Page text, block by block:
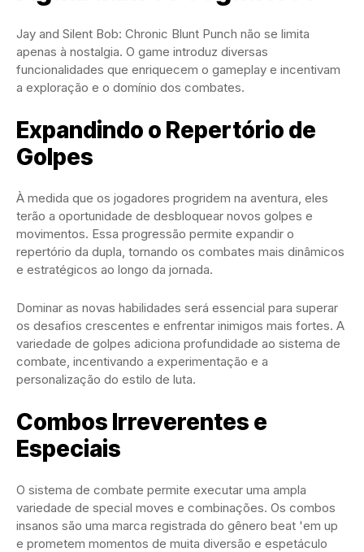
Jay and Silent Bob: Chronic Blunt Punch não se limita
apenas à nostalgia. O game introduz diversas
funcionalidades que enriquecem o gameplay e incentivam
a exploração e o domínio dos combates.
Expandindo o Repertório de
Golpes
À medida que os jogadores progridem na aventura, eles
terão a oportunidade de desbloquear novos golpes e
movimentos. Essa progressão permite expandir o
repertório da dupla, tornando os combates mais dinâmicos
e estratégicos ao longo da jornada.
Dominar as novas habilidades será essencial para superar
os desafios crescentes e enfrentar inimigos mais fortes. A
variedade de golpes adiciona profundidade ao sistema de
combate, incentivando a experimentação e a
personalização do estilo de luta.
Combos Irreverentes e
Especiais
O sistema de combate permite executar uma ampla
variedade de special moves e combinações. Os combos
insanos são uma marca registrada do gênero beat 'em up
e prometem momentos de muita diversão e espetáculo